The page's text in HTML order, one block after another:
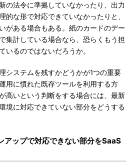
の法令に準拠していなかったり、出力
的な形で対応できていなかったりと、
がある場合もある。紙のカードのデー
集計している場合なら、恐らくもう担
いるのではないだろうか。
システムを残すかどうかが1つの重要
用に慣れた既存ツールを利用する方
高いという判断をする場合には、最新
境に対応できていない部分をどうする
アップで対応できない部分をSaaS